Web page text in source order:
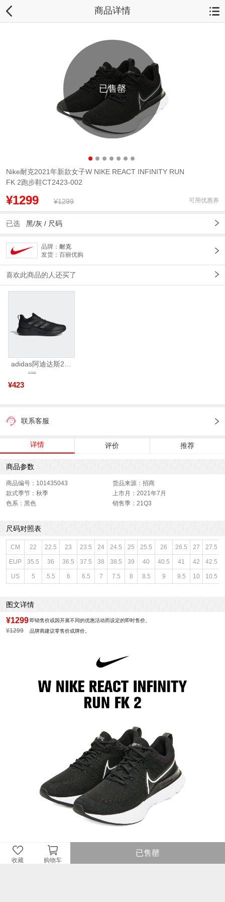
商品详情
已售罄
收藏 购物车
已售罄
Nike耐克2021年新款女子W NIKE REACT INFINITY RUN
FK 2跑步鞋CT2423-002
¥1299 ¥1299 可用优惠券
已选 黑/灰 / 尺码
品牌： 耐克
发货：百丽优购
喜欢此商品的人还买了
¥423
¥799
联系客服
详情 评价 推荐
商品参数
商品编号：101435043
货品来源：招商
款式季节：秋季
上市月：2021年7月
色系：黑色
销售季：21Q3
尺码对照表
CM 22 22.5 23 23.5 24 24.5 25 25.5 26 26.5 27 27.5
EUP 35.5 36 36.5 37.5 38 38.5 39 40 40.5 41 42 42.5
US 5 5.5 6 6.5 7 7.5 8 8.5 9 9.5 10 10.5
图文详情
¥1299 即销售价或因开展不同的优惠活动而设定的即时售价。
¥1299 品牌商建议零售价或牌价。